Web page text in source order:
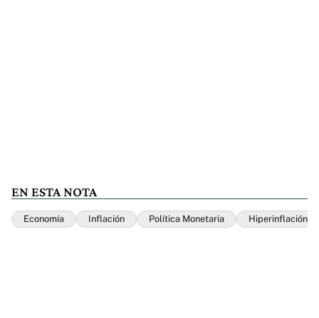
EN ESTA NOTA
Economía Inflación Política Monetaria Hiperinflación